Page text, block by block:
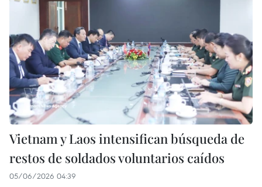
Vietnam y Laos intensifican búsqueda de
restos de soldados voluntarios caídos
05/06/2026 04:39